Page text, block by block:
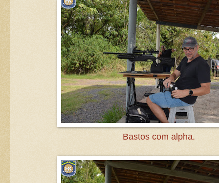
Bastos com alpha.